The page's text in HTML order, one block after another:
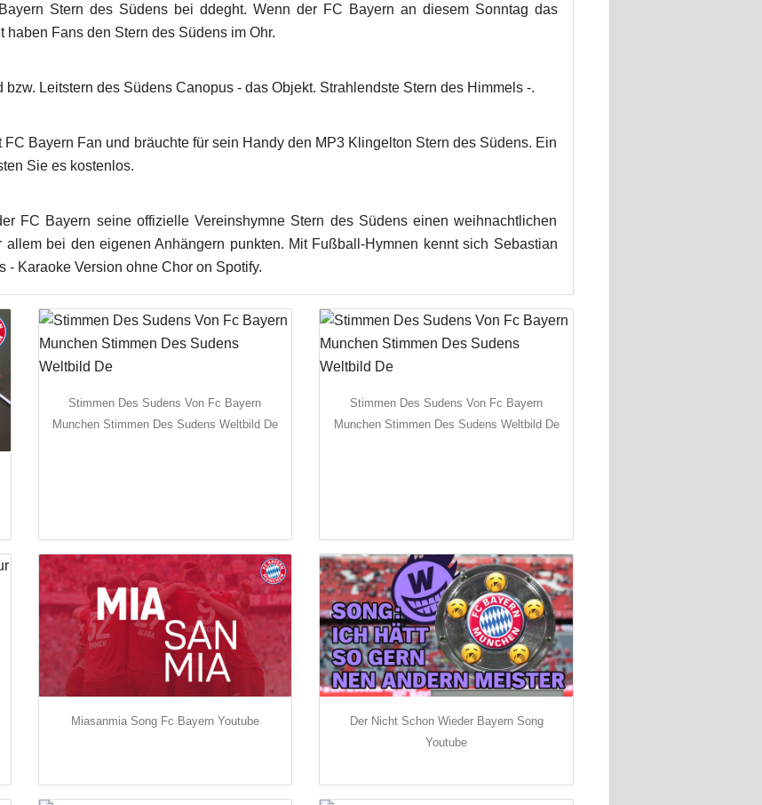
Stern des Südens bei ddeght. Wenn der FC Bayern an diesem Sonntag das
Fans den Stern des Südens im Ohr.
bzw. Leitstern des Südens Canopus - das Objekt. Strahlendste Stern des Himmels -.
Bayern Fan und bräuchte für sein Handy den MP3 Klingelton Stern des Südens. Ein
Sie es kostenlos.
FC Bayern seine offizielle Vereinshymne Stern des Südens einen weihnachtlichen
allem bei den eigenen Anhängern punkten. Mit Fußball-Hymnen kennt sich Sebastian
- Karaoke Version ohne Chor on Spotify.
Stimmen Des Sudens Von Fc Bayern
Munchen Stimmen Des Sudens Weltbild De
Stimmen Des Sudens Von Fc Bayern
Munchen Stimmen Des Sudens Weltbild De
Miasanmia Song Fc Bayern Youtube
Der Nicht Schon Wieder Bayern Song
Youtube